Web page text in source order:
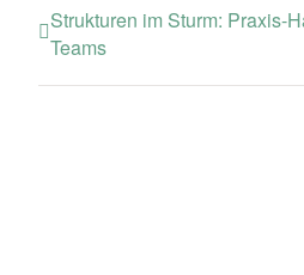
Strukturen im Sturm: Praxis-
Teams